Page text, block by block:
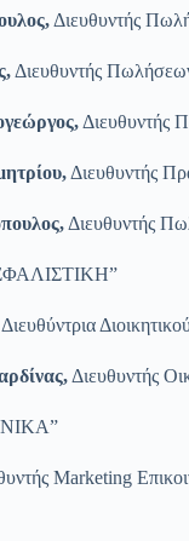
Διευθυντής
Διευθυντής
Διευθυντής
Διευθυντής
Διευθυντής
Διευθύντρια
Διευθυντής
Marketing